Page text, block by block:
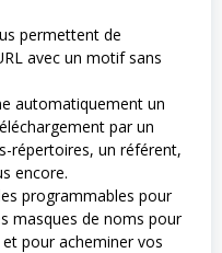
permettent de
avec un motif sans
automatiquement un
par un
répertoires, un référent,
encore.
programmables pour
masques de noms pour
pour acheminer vos